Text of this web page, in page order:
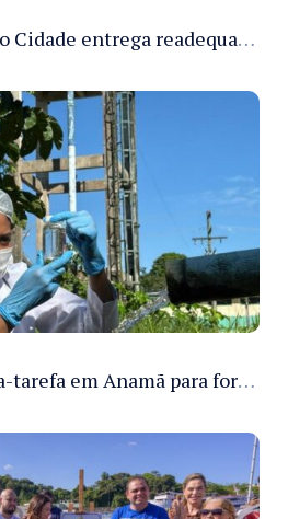
Governador Roberto Cidade entrega readequação do ambulatório da FCecon e amplia capacidade de atendimento oncológico em Manaus
Cosama inicia força-tarefa em Anamã para fortalecer abastecimento de água e segurança hídrica da população